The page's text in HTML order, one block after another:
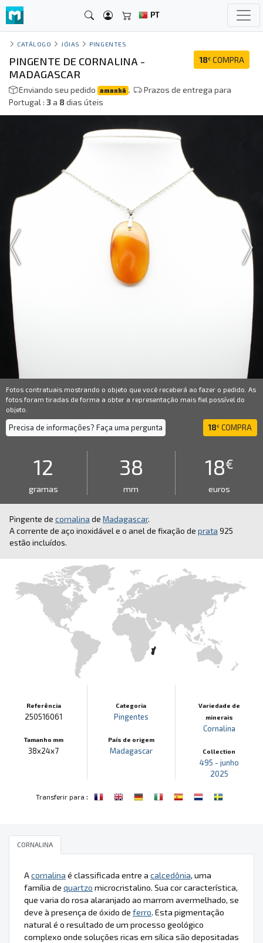
PT
CATÁLOGO JÓIAS PINGENTES
18€ COMPRA
PINGENTE DE CORNALINA -
MADAGASCAR
Enviando seu pedido amanhã .
Prazos de entrega para
Portugal : 3a 8dias úteis
Fotos contratuais mostrando o objeto que você receberá ao fazer o pedido. As
fotos foram tiradas de forma a obter a representação mais fiel possível do
objeto.
Precisa de informações? Faça uma pergunta 18€ COMPRA
12
gramas
38
mm
18€
euros
Pingente de cornalina de Madagascar.
A corrente de aço inoxidável e o anel de fixação de prata 925
estão incluídos.
Referência
250516061
Tamanho mm
38x24x7
Categoria
Pingentes
País de origem
Madagascar
Variedade de
minerais
Cornalina
Collection
495 - junho
2025
Transferir para :
CORNALINA
Acornalina é classificada entre a calcedônia, uma
família de quartzo microcristalino. Sua cor característica,
que varia do rosa alaranjado ao marrom avermelhado, se
deve à presença de óxido de ferro. Esta pigmentação
natural é o resultado de um processo geológico
complexo onde soluções ricas em sílica são depositadas